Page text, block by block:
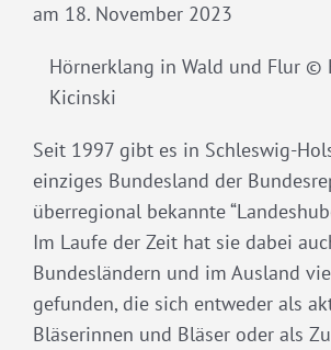
am 18. November 2023
Hörnerklang in Wald und Flur ©
Kicinski
Seit 1997 gibt es in Schleswig-
einziges Bundesland der
überregional bekannte
Im Laufe der Zeit hat sie dabei
Bundesländern und im Ausland
gefunden, die sich entweder als
Bläserinnen und Bläser oder als